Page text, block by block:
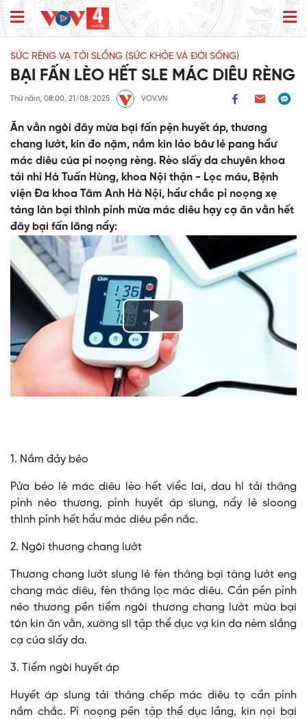
SỨC RÈNG VẠ TỞI SLỔNG (SỨC KHỎE VÀ ĐỜI SỐNG)
BẠI FẤN LÈO HẾT SLE MÁC DIÊU RÈNG
Thứ năm, 08:00, 21/08/2025 VOV.VN
Ăn vằn ngòi đây mừa bại fấn pện huyết áp, thương
chang lưởt, kin đo nặm, nắm kin lảo bâư lẻ pang hẩư
mác diêu cúa pỉ noọng rèng. Rèo slấy da chuyên khoa
tải nhỉ Hà Tuấn Hùng, khoa Nội thận - Lọc máu, Bệnh
viện Đa khoa Tâm Anh Hà Nội, hẩư chắc pỉ noọng xẹ
tảng làn bại thình pỉnh mừa mác diêu hạy cạ ăn vằn hết
đây bại fấn lăng nẩy:
Play
Video
1. Nắm đảy bẻo
Pửa bẻo lẻ mác diêu lèo hết viểc lai, dau hí tải thâng
pỉnh nẻo thương, pỉnh huyết áp slung, nẩy lẻ sloong
thình pỉnh hết hẩư mác diêu pền nắc.
2. Ngòi thương chang lưởt
Thương chang lưởt slung lẻ fèn thâng bại tàng lưởt eng
chang mác diêu, fèn thâng lọc mác diêu. Cần pền pỉnh
nẻo thương pền tiểm ngòi thương chang lưởt mừa bại
tón kin ăn vằn, xường slì tập thể dục vạ kin da nèm slắng
cạ cúa slấy da.
3. Tiểm ngòi huyết áp
Huyết áp slung tải thâng chếp mác diêu tọ cần pỉnh
nắm chắc. Pỉ noọng pền tập thể dục lầng, kin nọi bại